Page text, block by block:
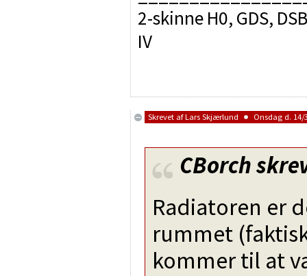
2-skinne H0, GDS,
IV
Skrevet afLars Skjærlund Onsdag d. 14/
CBorch
Radiatoren er
rummet
kommer til at